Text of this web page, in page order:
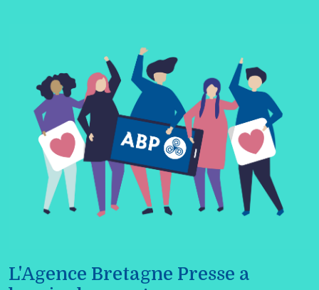
L'Agence Bretagne Presse a